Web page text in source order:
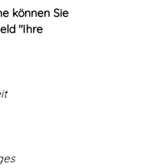
können Sie
"Ihre